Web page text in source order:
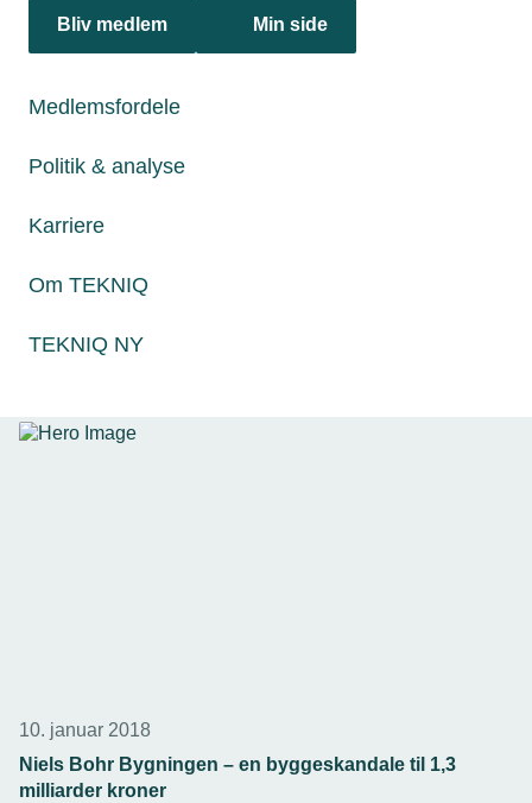
Bliv medlem Min side
Medlemsfordele
Politik & analyse
Karriere
Om TEKNIQ
TEKNIQ NY
21. september 2018
skoler
Bornholms Kommune igangsat et stort projekt, som skal
10. januar 2018
Niels Bohr Bygningen – en byggeskandale til 1,3
milliarder kroner